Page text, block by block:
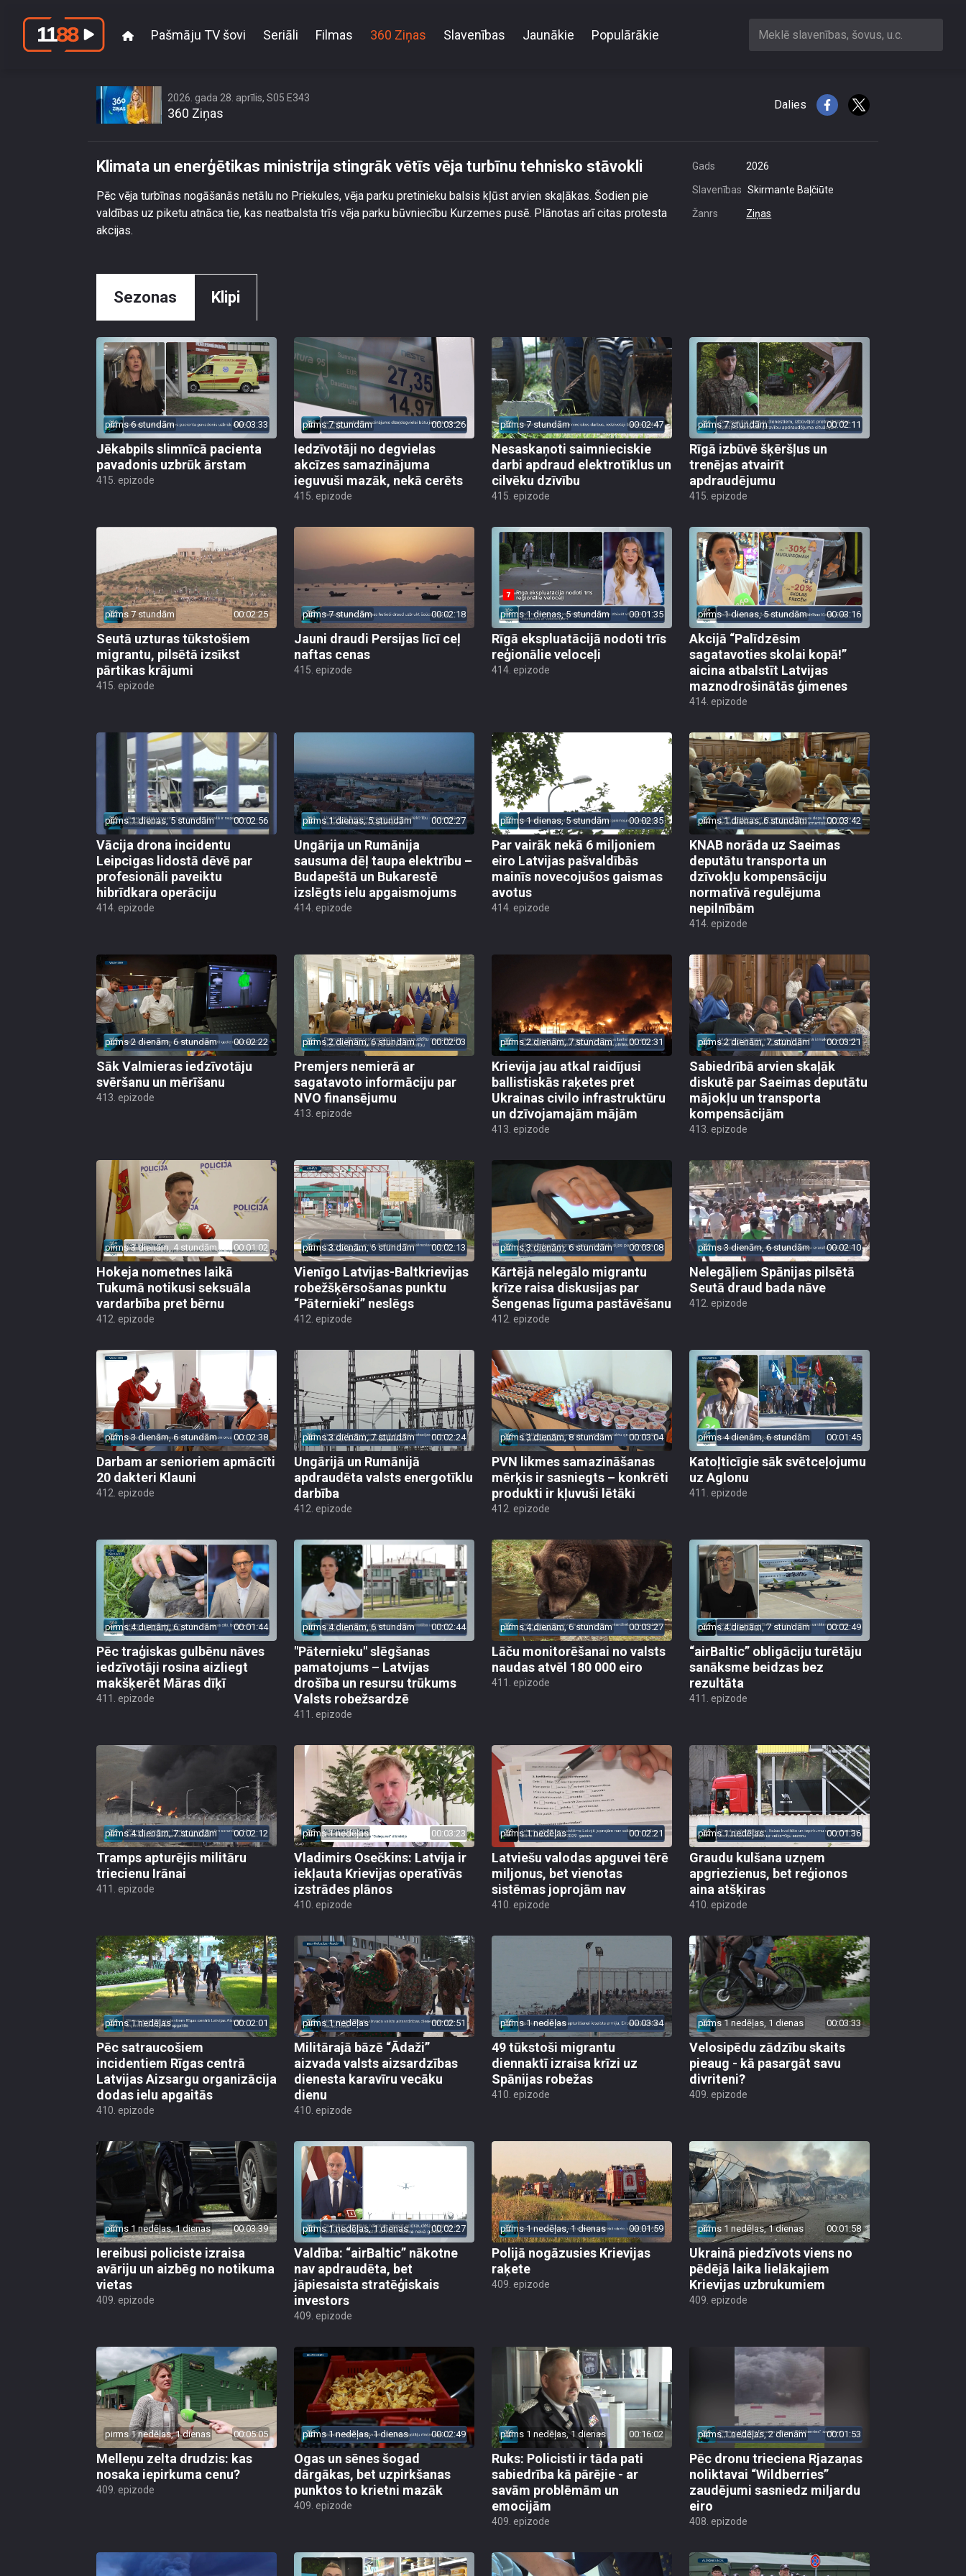
Pašmāju TV šovi Seriāli Filmas 360 Ziņas Slavenības Jaunākie Populārākie Meklē slavenības, šovus, u.c.
2026. gada 28. aprīlis, S05 E343
360 Ziņas
Dalies
Klimata un enerģētikas ministrija stingrāk vētīs vēja turbīnu tehnisko stāvokli
Pēc vēja turbīnas nogāšanās netālu no Priekules, vēja parku pretinieku balsis kļūst arvien skaļākas. Šodien pie
valdības uz piketu atnāca tie, kas neatbalsta trīs vēja parku būvniecību Kurzemes pusē. Plānotas arī citas protesta
akcijas.
Gads 2026
Slavenības Skirmante Baļčiūte
Žanrs Ziņas
Sezonas Klipi
pirms 6 stundām 00:03:33
Jēkabpils slimnīcā pacienta
pavadonis uzbrūk ārstam
415. epizode
pirms 7 stundām 00:03:26
Iedzīvotāji no degvielas
akcīzes samazinājuma
ieguvuši mazāk, nekā cerēts
415. epizode
pirms 7 stundām 00:02:47
Nesaskaņoti saimnieciskie
darbi apdraud elektrotīklus un
cilvēku dzīvību
415. epizode
pirms 7 stundām 00:02:11
Rīgā izbūvē šķēršļus un
trenējas atvairīt
apdraudējumu
415. epizode
pirms 7 stundām 00:02:25
Seutā uzturas tūkstošiem
migrantu, pilsētā izsīkst
pārtikas krājumi
415. epizode
pirms 7 stundām 00:02:18
Jauni draudi Persijas līcī ceļ
naftas cenas
415. epizode
pirms 1 dienas, 5 stundām 00:01:35
Rīgā ekspluatācijā nodoti trīs
reģionālie veloceļi
414. epizode
pirms 1 dienas, 5 stundām 00:03:16
Akcijā “Palīdzēsim
sagatavoties skolai kopā!”
aicina atbalstīt Latvijas
maznodrošinātās ģimenes
414. epizode
pirms 1 dienas, 5 stundām 00:02:56
Vācija drona incidentu
Leipcigas lidostā dēvē par
profesionāli paveiktu
hibrīdkara operāciju
414. epizode
pirms 1 dienas, 5 stundām 00:02:27
Ungārija un Rumānija
sausuma dēļ taupa elektrību –
Budapeštā un Bukarestē
izslēgts ielu apgaismojums
414. epizode
pirms 1 dienas, 5 stundām 00:02:35
Par vairāk nekā 6 miljoniem
eiro Latvijas pašvaldībās
mainīs novecojušos gaismas
avotus
414. epizode
pirms 1 dienas, 6 stundām 00:03:42
KNAB norāda uz Saeimas
deputātu transporta un
dzīvokļu kompensāciju
normatīvā regulējuma
nepilnībām
414. epizode
pirms 2 dienām, 6 stundām 00:02:22
Sāk Valmieras iedzīvotāju
svēršanu un mērīšanu
413. epizode
pirms 2 dienām, 6 stundām 00:02:03
Premjers nemierā ar
sagatavoto informāciju par
NVO finansējumu
413. epizode
pirms 2 dienām, 7 stundām 00:02:31
Krievija jau atkal raidījusi
ballistiskās raķetes pret
Ukrainas civilo infrastruktūru
un dzīvojamajām mājām
413. epizode
pirms 2 dienām, 7 stundām 00:03:21
Sabiedrībā arvien skaļāk
diskutē par Saeimas deputātu
mājokļu un transporta
kompensācijām
413. epizode
pirms 3 dienām, 4 stundām 00:01:02
Hokeja nometnes laikā
Tukumā notikusi seksuāla
vardarbība pret bērnu
412. epizode
pirms 3 dienām, 6 stundām 00:02:13
Vienīgo Latvijas-Baltkrievijas
robežšķērsošanas punktu
“Pāternieki” neslēgs
412. epizode
pirms 3 dienām, 6 stundām 00:03:08
Kārtējā nelegālo migrantu
krīze raisa diskusijas par
Šengenas līguma pastāvēšanu
412. epizode
pirms 3 dienām, 6 stundām 00:02:10
Nelegāļiem Spānijas pilsētā
Seutā draud bada nāve
412. epizode
pirms 3 dienām, 6 stundām 00:02:38
Darbam ar senioriem apmācīti
20 dakteri Klauni
412. epizode
pirms 3 dienām, 7 stundām 00:02:24
Ungārijā un Rumānijā
apdraudēta valsts energotīklu
darbība
412. epizode
pirms 3 dienām, 8 stundām 00:03:04
PVN likmes samazināšanas
mērķis ir sasniegts – konkrēti
produkti ir kļuvuši lētāki
412. epizode
pirms 4 dienām, 6 stundām 00:01:45
Katoļticīgie sāk svētceļojumu
uz Aglonu
411. epizode
pirms 4 dienām, 6 stundām 00:01:44
Pēc traģiskas gulbēnu nāves
iedzīvotāji rosina aizliegt
makšķerēt Māras dīķī
411. epizode
pirms 4 dienām, 6 stundām 00:02:44
"Pāternieku" slēgšanas
pamatojums – Latvijas
drošība un resursu trūkums
Valsts robežsardzē
411. epizode
pirms 4 dienām, 6 stundām 00:03:27
Lāču monitorēšanai no valsts
naudas atvēl 180 000 eiro
411. epizode
pirms 4 dienām, 7 stundām 00:02:49
“airBaltic” obligāciju turētāju
sanāksme beidzas bez
rezultāta
411. epizode
pirms 4 dienām, 7 stundām 00:02:12
Tramps apturējis militāru
triecienu Irānai
411. epizode
pirms 1 nedēļas 00:03:23
Vladimirs Osečkins: Latvija ir
iekļauta Krievijas operatīvās
izstrādes plānos
410. epizode
pirms 1 nedēļas 00:02:21
Latviešu valodas apguvei tērē
miljonus, bet vienotas
sistēmas joprojām nav
410. epizode
pirms 1 nedēļas 00:01:36
Graudu kulšana uzņem
apgriezienus, bet reģionos
aina atšķiras
410. epizode
pirms 1 nedēļas 00:02:01
Pēc satraucošiem
incidentiem Rīgas centrā
Latvijas Aizsargu organizācija
dodas ielu apgaitās
410. epizode
pirms 1 nedēļas 00:02:51
Militārajā bāzē “Ādaži”
aizvada valsts aizsardzības
dienesta karavīru vecāku
dienu
410. epizode
pirms 1 nedēļas 00:03:34
49 tūkstoši migrantu
diennaktī izraisa krīzi uz
Spānijas robežas
410. epizode
pirms 1 nedēļas, 1 dienas 00:03:33
Velosipēdu zādzību skaits
pieaug - kā pasargāt savu
divriteni?
409. epizode
pirms 1 nedēļas, 1 dienas 00:03:39
Iereibusi policiste izraisa
avāriju un aizbēg no notikuma
vietas
409. epizode
pirms 1 nedēļas, 1 dienas 00:02:27
Valdība: “airBaltic” nākotne
nav apdraudēta, bet
jāpiesaista stratēģiskais
investors
409. epizode
pirms 1 nedēļas, 1 dienas 00:01:59
Polijā nogāzusies Krievijas
raķete
409. epizode
pirms 1 nedēļas, 1 dienas 00:01:58
Ukrainā piedzīvots viens no
pēdējā laika lielākajiem
Krievijas uzbrukumiem
409. epizode
pirms 1 nedēļas, 1 dienas 00:05:05
Melleņu zelta drudzis: kas
nosaka iepirkuma cenu?
409. epizode
pirms 1 nedēļas, 1 dienas 00:02:49
Ogas un sēnes šogad
dārgākas, bet uzpirkšanas
punktos to krietni mazāk
409. epizode
pirms 1 nedēļas, 1 dienas 00:16:02
Ruks: Policisti ir tāda pati
sabiedrība kā pārējie - ar
savām problēmām un
emocijām
409. epizode
pirms 1 nedēļas, 2 dienām 00:01:53
Pēc dronu trieciena Rjazaņas
noliktavai “Wildberries”
zaudējumi sasniedz miljardu
eiro
408. epizode